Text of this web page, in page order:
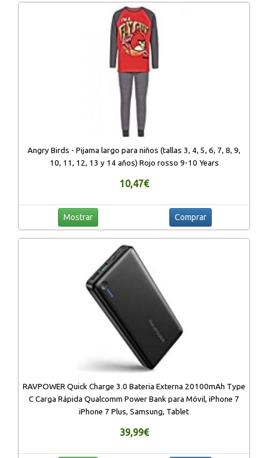
Angry Birds - Pijama largo para niños (tallas 3, 4, 5, 6, 7, 8, 9,
10, 11, 12, 13 y 14 años) Rojo rosso 9-10 Years
10,47€
Mostrar Comprar
RAVPOWER Quick Charge 3.0 Bateria Externa 20100mAh Type
C Carga Rápida Qualcomm Power Bank para Móvil, iPhone 7
iPhone 7 Plus, Samsung, Tablet
39,99€